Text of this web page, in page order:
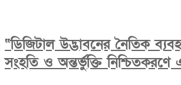
“ডিজিটাল উদ্ভাবনের নৈতিক
সংহতি ও অন্তর্ভুক্তি নিশ্চিতকরণে